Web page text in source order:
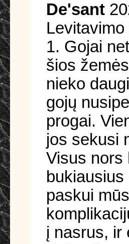
De'sant
1. Gojai
šios
nieko
gojų
progai.
jos sekusi
Visus nors
paskui
į nasrus, ir